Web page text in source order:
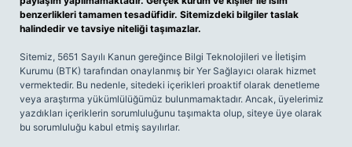
benzerlikleri tamamen tesadüfidir. Sitemizdeki bilgiler taslak
halindedir ve tavsiye niteliği taşımazlar.
Sitemiz, 5651 Sayılı Kanun gereğince Bilgi Teknolojileri ve İletişim
Kurumu (BTK) tarafından onaylanmış bir Yer Sağlayıcı olarak hizmet
vermektedir. Bu nedenle, sitedeki içerikleri proaktif olarak denetleme
veya araştırma yükümlülüğümüz bulunmamaktadır. Ancak, üyelerimiz
yazdıkları içeriklerin sorumluluğunu taşımakta olup, siteye üye olarak
bu sorumluluğu kabul etmiş sayılırlar.